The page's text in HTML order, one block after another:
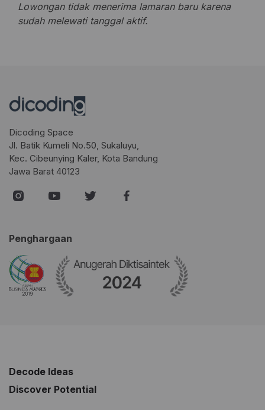
Lowongan tidak menerima lamaran baru karena
sudah melewati tanggal aktif.
Dicoding Space
Jl. Batik Kumeli No.50, Sukaluyu,
Kec. Cibeunying Kaler, Kota Bandung
Jawa Barat 40123
Penghargaan
Decode Ideas
Discover Potential